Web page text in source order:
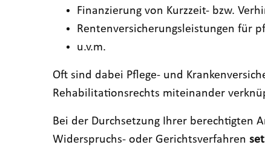
Finanzierung von Kurzzeit- bzw.
Rentenversicherungsleistungen für
u.v.m.
Oft sind dabei Pflege- und
Rehabilitationsrechts miteinander
Bei der Durchsetzung Ihrer berechtigten
Widerspruchs- oder Gerichtsverfahren